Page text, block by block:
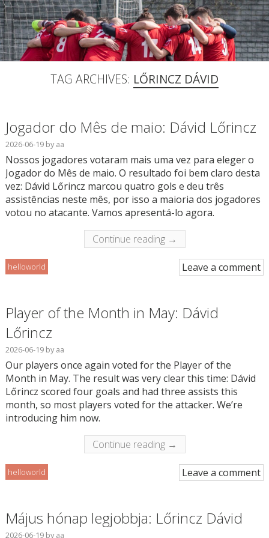
TAG ARCHIVES: LŐRINCZ DÁVID
Jogador do Mês de maio: Dávid Lőrincz
2026-06-19byaa
Nossos jogadores votaram mais uma vez para eleger o
Jogador do Mês de maio. O resultado foi bem claro desta
vez: Dávid Lőrincz marcou quatro gols e deu três
assistências neste mês, por isso a maioria dos jogadores
votou no atacante. Vamos apresentá-lo agora.
Continue reading →
helloworld Leave a comment
Player of the Month in May: Dávid
Lőrincz
2026-06-19byaa
Our players once again voted for the Player of the
Month in May. The result was very clear this time: Dávid
Lőrincz scored four goals and had three assists this
month, so most players voted for the attacker. We’re
introducing him now.
Continue reading →
helloworld Leave a comment
Május hónap legjobbja: Lőrincz Dávid
2026-06-19byaa